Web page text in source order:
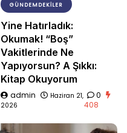
GÜNDEMDEKILER
Yine Hatırladık:
Okumak! “Boş”
Vakitlerinde Ne
Yapıyorsun? A Şıkkı:
Kitap Okuyorum
admin
Haziran 21,
2026
0
408